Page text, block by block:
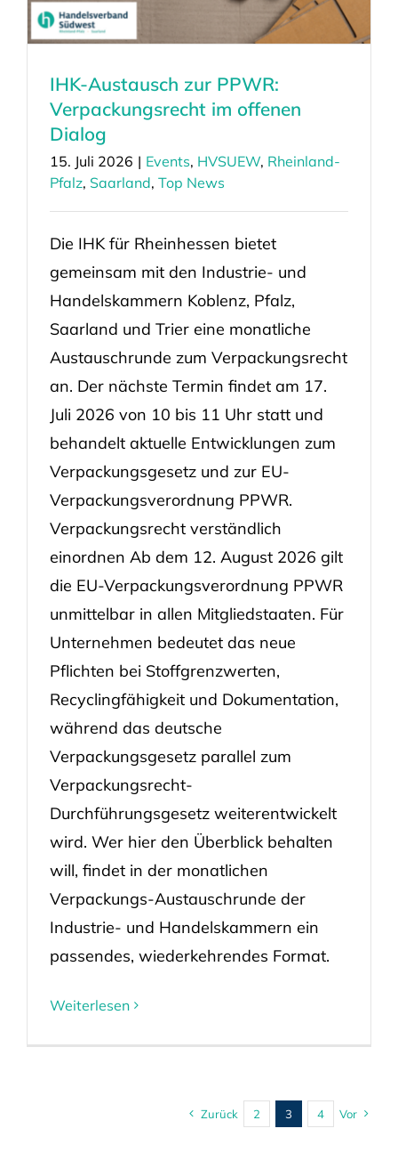
IHK-Austausch zur PPWR:
Verpackungsrecht im offenen
Dialog
15. Juli 2026 | Events, HVSUEW, Rheinland-
Pfalz, Saarland, Top News
Die IHK für Rheinhessen bietet
gemeinsam mit den Industrie- und
Handelskammern Koblenz, Pfalz,
Saarland und Trier eine monatliche
Austauschrunde zum Verpackungsrecht
an. Der nächste Termin findet am 17.
Juli 2026 von 10 bis 11 Uhr statt und
behandelt aktuelle Entwicklungen zum
Verpackungsgesetz und zur EU-
Verpackungsverordnung PPWR.
Verpackungsrecht verständlich
einordnen Ab dem 12. August 2026 gilt
die EU-Verpackungsverordnung PPWR
unmittelbar in allen Mitgliedstaaten. Für
Unternehmen bedeutet das neue
Pflichten bei Stoffgrenzwerten,
Recyclingfähigkeit und Dokumentation,
während das deutsche
Verpackungsgesetz parallel zum
Verpackungsrecht-
Durchführungsgesetz weiterentwickelt
wird. Wer hier den Überblick behalten
will, findet in der monatlichen
Verpackungs-Austauschrunde der
Industrie- und Handelskammern ein
passendes, wiederkehrendes Format.
Weiterlesen
Zurück 2 3 4 Vor